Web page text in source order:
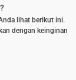
lihat berikut ini.
dengan keinginan